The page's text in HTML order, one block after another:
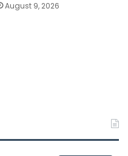
August 9, 2026